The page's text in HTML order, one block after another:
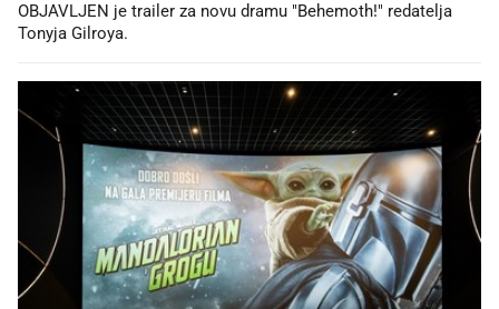
OBJAVLJEN je trailer za novu dramu "Behemoth!" redatelja
Tonyja Gilroya.